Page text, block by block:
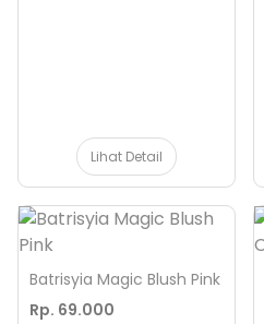
Lihat Detail
Batrisyia Magic Blush Pink
Rp. 69.000